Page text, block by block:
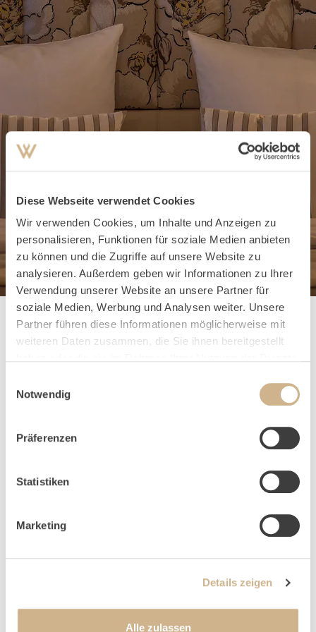
Diese Webseite verwendet Cookies
Wir verwenden Cookies, um Inhalte und Anzeigen zu
personalisieren, Funktionen für soziale Medien anbieten
zu können und die Zugriffe auf unsere Website zu
analysieren. Außerdem geben wir Informationen zu Ihrer
Verwendung unserer Website an unsere Partner für
soziale Medien, Werbung und Analysen weiter. Unsere
Partner führen diese Informationen möglicherweise mit
weiteren Daten zusammen, die Sie ihnen bereitgestellt
Notwendig
Präferenzen
Statistiken
Marketing
Details zeigen
Alle zulassen
HOME ANFRAGE
NEWSLETTER-ANMELDUNG